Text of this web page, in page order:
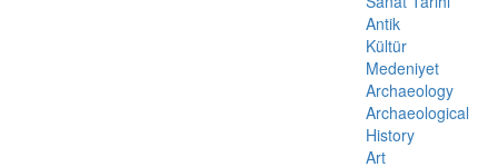
Antik
Kültür
Medeniyet
Archaeology
Archaeological
History
Art